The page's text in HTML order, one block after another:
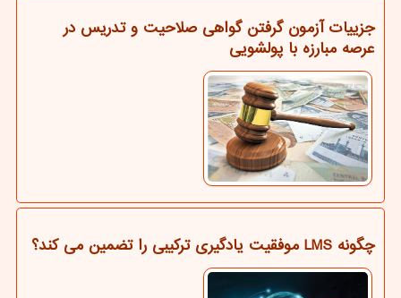
جزییات آزمون گرفتن گواهی صلاحیت و تدریس در
عرصه مبارزه با پولشویی
چگونه LMS موفقیت یادگیری ترکیبی را تضمین می کند؟